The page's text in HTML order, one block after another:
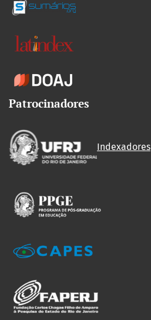
Patrocinadores
Indexadores